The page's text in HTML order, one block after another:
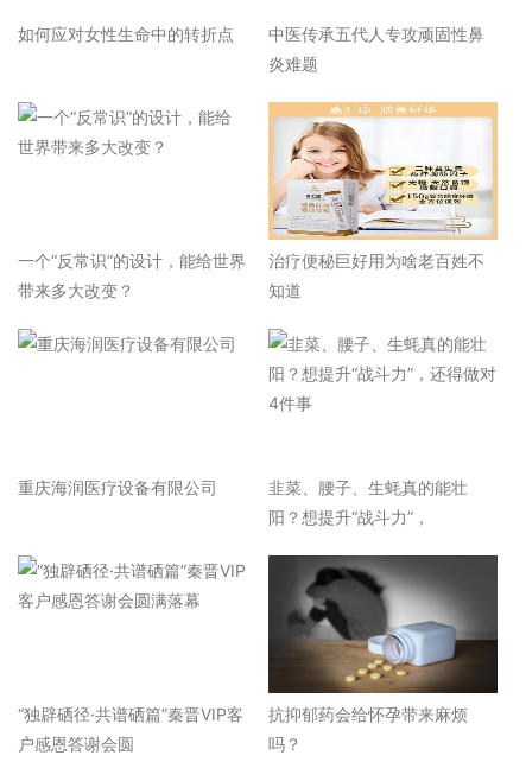
如何应对女性生命中的转折点
中医传承五代人专攻顽固性鼻
炎难题
一个“反常识”的设计，能给世界
带来多大改变？
治疗便秘巨好用为啥老百姓不
知道
重庆海润医疗设备有限公司
韭菜、腰子、生蚝真的能壮
阳？想提升“战斗力”，
“独辟硒径·共谱硒篇”秦晋VIP客
户感恩答谢会圆
抗抑郁药会给怀孕带来麻烦
吗？